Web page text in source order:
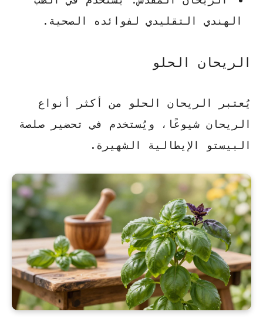
الهندي التقليدي لفوائده الصحية.
الريحان الحلو
يُعتبر الريحان الحلو من أكثر أنواع
الريحان شيوعًا، ويُستخدم في تحضير صلصة
البيستو الإيطالية الشهيرة.